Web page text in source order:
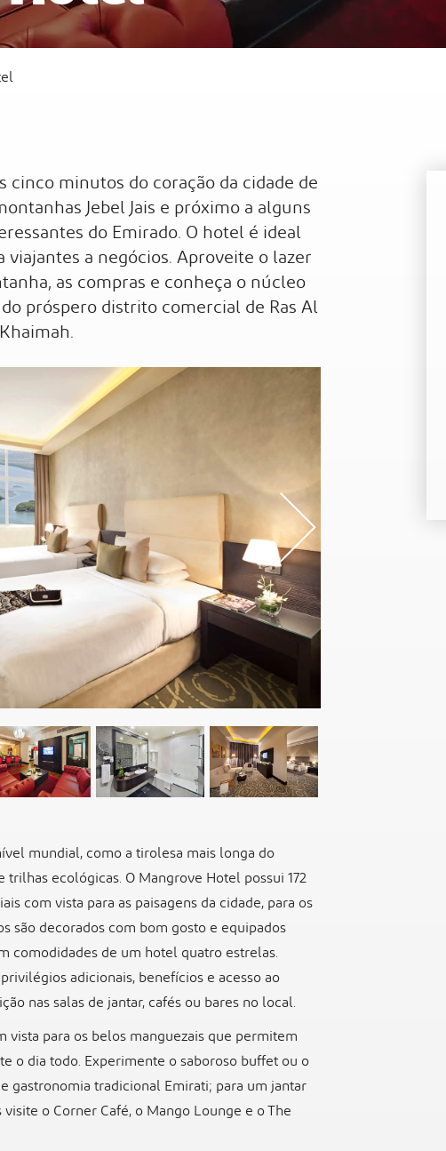
Al
cinco minutos do coração da cidade de
Jebel Jais e próximo a alguns
do Emirado. O hotel é ideal
a negócios. Aproveite o lazer
as compras e conheça o núcleo
próspero distrito comercial de Ras Al
Khaimah.
mundial, como a tirolesa mais longa do
ecológicas. O Mangrove Hotel possui 172
com vista para as paisagens da cidade, para os
são decorados com bom gosto e equipados
comodidades de um hotel quatro estrelas.
adicionais, benefícios e acesso ao
nas salas de jantar, cafés ou bares no local.
vista para os belos manguezais que permitem
o dia todo. Experimente o saboroso buffet ou o
gastronomia tradicional Emirati; para um jantar
o Corner Café, o Mango Lounge e o The